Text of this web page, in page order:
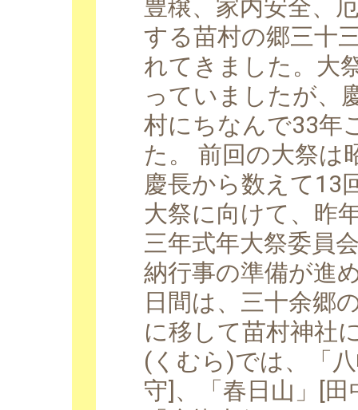
豊穣、家内安全、
する苗村の郷三十
れてきました。大
っていましたが、
村にちなんで33年
た。 前回の大祭は
慶長から数えて13
大祭に向けて、昨
三年式年大祭委員
納行事の準備が進
日間は、三十余郷
に移して苗村神社
(くむら)では、「
守]、「春日山」[